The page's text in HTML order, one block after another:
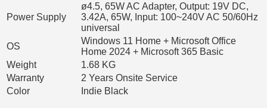
Power Supply
ø4.5, 65W AC Adapter, Output: 19V DC,
3.42A, 65W, Input: 100~240V AC 50/60Hz
universal
OS
Windows 11 Home + Microsoft Office
Home 2024 + Microsoft 365 Basic
Weight
1.68 KG
Warranty
2 Years Onsite Service
Color
Indie Black